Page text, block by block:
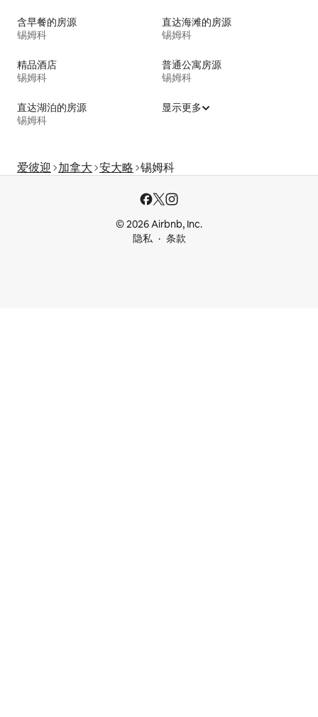
含早餐的房源
锡姆科
直达海滩的房源
锡姆科
精品酒店
锡姆科
普通公寓房源
锡姆科
直达湖泊的房源
锡姆科
显示更多
爱彼迎 加拿大 安大略 锡姆科
© 2026 Airbnb, Inc.
隐私
条款